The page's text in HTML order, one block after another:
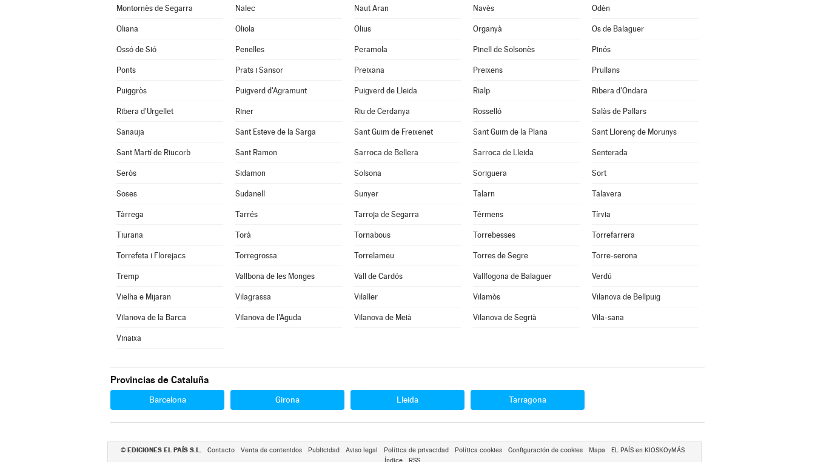
Montornès de Segarra Nalec Naut Aran Navès Odèn
Oliana Oliola Olius Organyà Os de Balaguer
Ossó de Sió Penelles Peramola Pinell de Solsonès Pinós
Ponts Prats i Sansor Preixana Preixens Prullans
Puiggròs Puigverd d'Agramunt Puigverd de Lleida Rialp Ribera d'Ondara
Ribera d'Urgellet Riner Riu de Cerdanya Rosselló Salàs de Pallars
Sanaüja Sant Esteve de la Sarga Sant Guim de Freixenet Sant Guim de la Plana Sant Llorenç de Morunys
Sant Martí de Riucorb Sant Ramon Sarroca de Bellera Sarroca de Lleida Senterada
Seròs Sidamon Solsona Soriguera Sort
Soses Sudanell Sunyer Talarn Talavera
Tàrrega Tarrés Tarroja de Segarra Térmens Tírvia
Tiurana Torà Tornabous Torrebesses Torrefarrera
Torrefeta i Florejacs Torregrossa Torrelameu Torres de Segre Torre-serona
Tremp Vallbona de les Monges Vall de Cardós Vallfogona de Balaguer Verdú
Vielha e Mijaran Vilagrassa Vilaller Vilamòs Vilanova de Bellpuig
Vilanova de la Barca Vilanova de l'Aguda Vilanova de Meià Vilanova de Segrià Vila-sana
Vinaixa
Provincias de Cataluña
Barcelona Girona Lleida Tarragona
© EDICIONES EL PAÍS S.L. Contacto Venta de contenidos Publicidad Aviso legal Política de privacidad Política cookies Configuración de cookies Mapa
EL PAÍS en KIOSKOyMÁS